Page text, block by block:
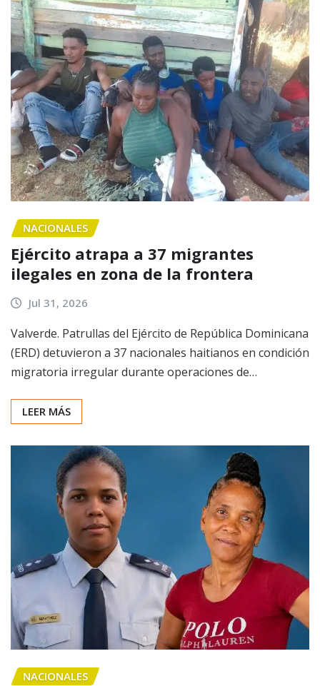
NACIONALES
Ejército atrapa a 37 migrantes
ilegales en zona de la frontera
Jul 31, 2026
Valverde. Patrullas del Ejército de República Dominicana
(ERD) detuvieron a 37 nacionales haitianos en condición
migratoria irregular durante operaciones de…
LEER MÁS
NACIONALES